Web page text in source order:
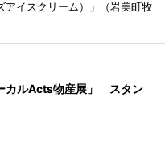
アイスクリーム）」（岩美町牧
カルActs物産展」 スタン